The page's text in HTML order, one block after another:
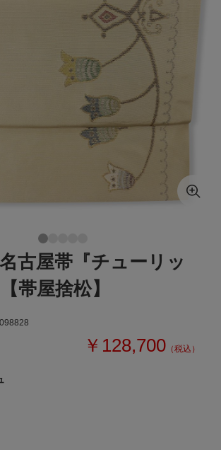
古屋帯『チューリッ
帯屋捨松】
￥128,700 （税込）